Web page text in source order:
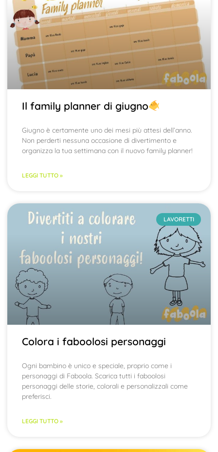
Il family planner di giugno
Giugno è certamente uno dei mesi più attesi dell’anno.
Non perderti nessuna occasione di divertimento e
organizza la tua settimana con il nuovo family planner!
LEGGI TUTTO »
LAVORETTI
Colora i faboolosi personaggi
Ogni bambino è unico e speciale, proprio come i
personaggi di Faboola. Scarica tutti i faboolosi
personaggi delle storie, colorali e personalizzali come
preferisci.
LEGGI TUTTO »